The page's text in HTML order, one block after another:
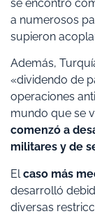
se encontró
a numerosos
supieron
Además,
«dividendo de
operaciones
mundo que se
comenzó a
militares y de
Elcaso más
desarrolló
diversas